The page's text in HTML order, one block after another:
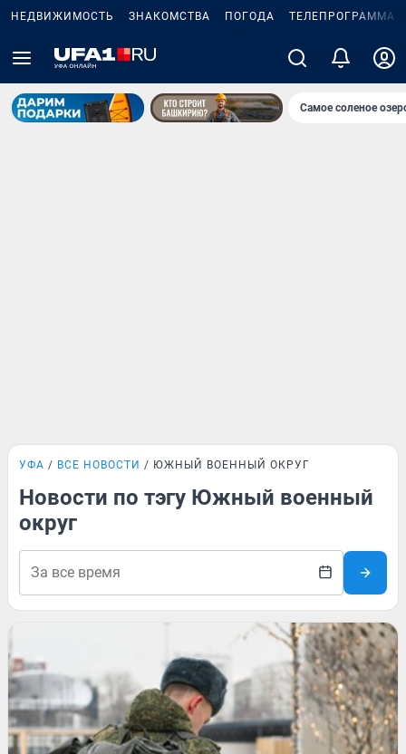
НЕДВИЖИМОСТЬ ЗНАКОМСТВА ПОГОДА ТЕЛЕПРОГРАММА
Самое соленое
УФА ВСЕ НОВОСТИ ЮЖНЫЙ ВОЕННЫЙ ОКРУГ
Новости по тэгу Южный военный
округ